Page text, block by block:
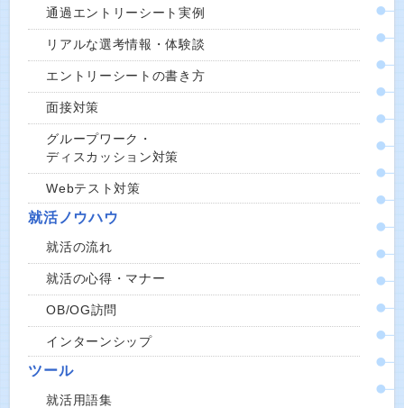
通過エントリーシート実例
リアルな選考情報・体験談
エントリーシートの書き方
面接対策
グループワーク・
ディスカッション対策
Webテスト対策
就活ノウハウ
就活の流れ
就活の心得・マナー
OB/OG訪問
インターンシップ
ツール
就活用語集